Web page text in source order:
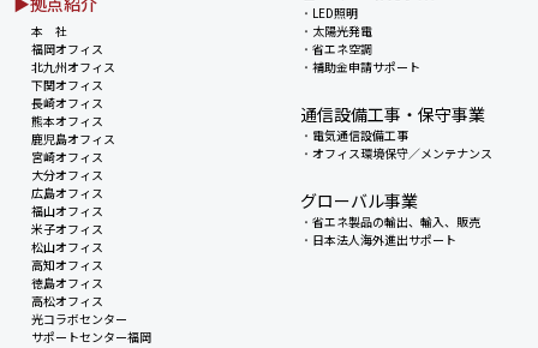
・ LED照明
・ 太陽光発電
・省エネ空調
・補助金申請サポート
通信設備工事・保守事業
・ 電気通信設備工事
・オフィス環境保守／メンテナンス
グローバル事業
・省エネ製品の輸出、輸入、販売
・ 日本法人海外進出サポート
本 社
福岡オフィス
北九州オフィス
下関オフィス
長崎オフィス
熊本オフィス
鹿児島オフィス
宮崎オフィス
大分オフィス
広島オフィス
福山オフィス
米子オフィス
松山オフィス
高知オフィス
徳島オフィス
高松オフィス
光コラボセンター
サポートセンター福岡